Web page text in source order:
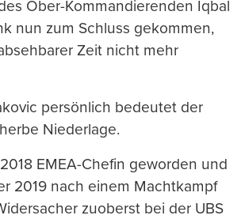
Ober-Kommandierenden Iqbal
nun zum Schluss gekommen,
Zeit nicht mehr
persönlich bedeutet der
Niederlage.
EMEA-Chefin geworden und
2019 nach einem Machtkampf
zuoberst bei der UBS